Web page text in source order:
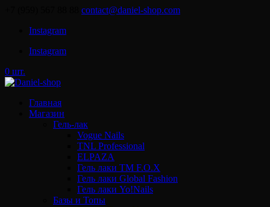
contact@daniel-shop.com
Instagram
Instagram
0 шт.
Главная
Магазин
Гель-лак
Vogue Nails
TNL Professional
ELPAZA
Гель лаки ТМ F.O.X
Гель лаки Global Fashion
Гель лаки Yo!Nails
Базы и Топы